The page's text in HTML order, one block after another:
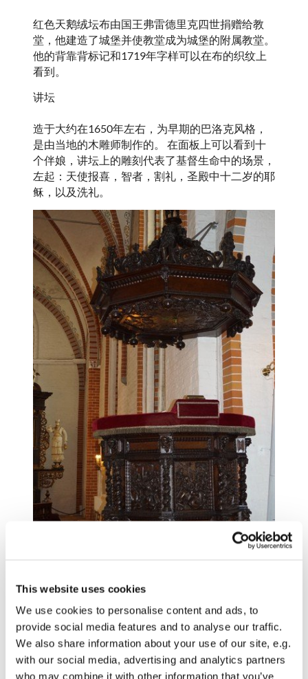
This website uses cookies
We use cookies to personalise content and ads, to
provide social media features and to analyse our traffic.
We also share information about your use of our site, e.g.
with our social media, advertising and analytics partners
who may combine it with other information that you’ve
红色天鹅绒坛布由国王弗雷德里克四世捐赠给教
堂，他建造了城堡并使教堂成为城堡的附属教堂。
他的背靠背标记和1719年字样可以在布的织纹上
看到。
讲坛
造于大约在1650年左右，为早期的巴洛克风格，
是由当地的木雕师制作的。 在面板上可以看到十
个伴娘，讲坛上的雕刻代表了基督生命中的场景，
左起：天使报喜，智者，割礼，圣殿中十二岁的耶
稣，以及洗礼。
洗礼盆
它是教堂最古老的设备。罗马式花岗岩洗礼盆用绳
纹和错齿纹装饰，来自我们一无所知的原始教堂。